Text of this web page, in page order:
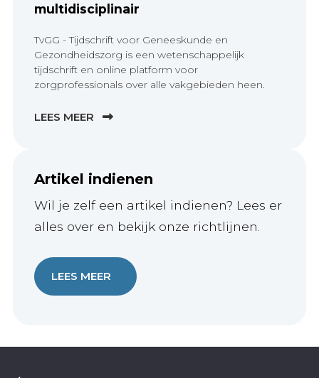
multidisciplinair
TvGG - Tijdschrift voor Geneeskunde en
Gezondheidszorg is een wetenschappelijk
tijdschrift en online platform voor
zorgprofessionals over alle vakgebieden heen.
LEES MEER
Artikel indienen
Wil je zelf een artikel indienen? Lees er
alles over en bekijk onze richtlijnen.
LEES MEER